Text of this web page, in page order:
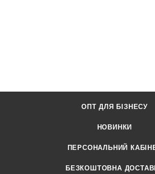
ОПТ ДЛЯ БІЗНЕСУ
НОВИНКИ
ПЕРСОНАЛЬНИЙ
БЕЗКОШТОВНА